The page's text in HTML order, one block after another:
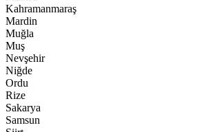
Kahramanmaraş
Mardin
Muğla
Muş
Nevşehir
Niğde
Ordu
Rize
Sakarya
Samsun